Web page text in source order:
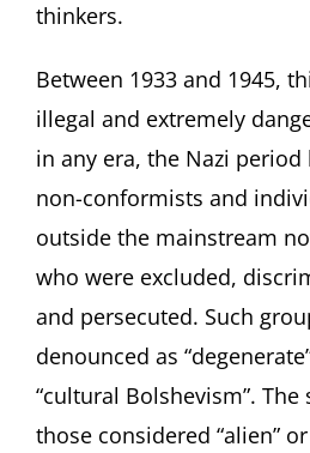
thinkers.
Between 1933 and 1945,
illegal and extremely
in any era, the Nazi
non-conformists and
outside the mainstream
who were excluded,
and persecuted. Such
denounced as
“cultural Bolshevism”.
those considered “alien”